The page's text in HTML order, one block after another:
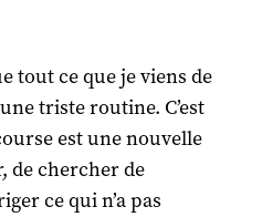
tout ce que je viens de
triste routine. C’est
est une nouvelle
de chercher de
ce qui n’a pas